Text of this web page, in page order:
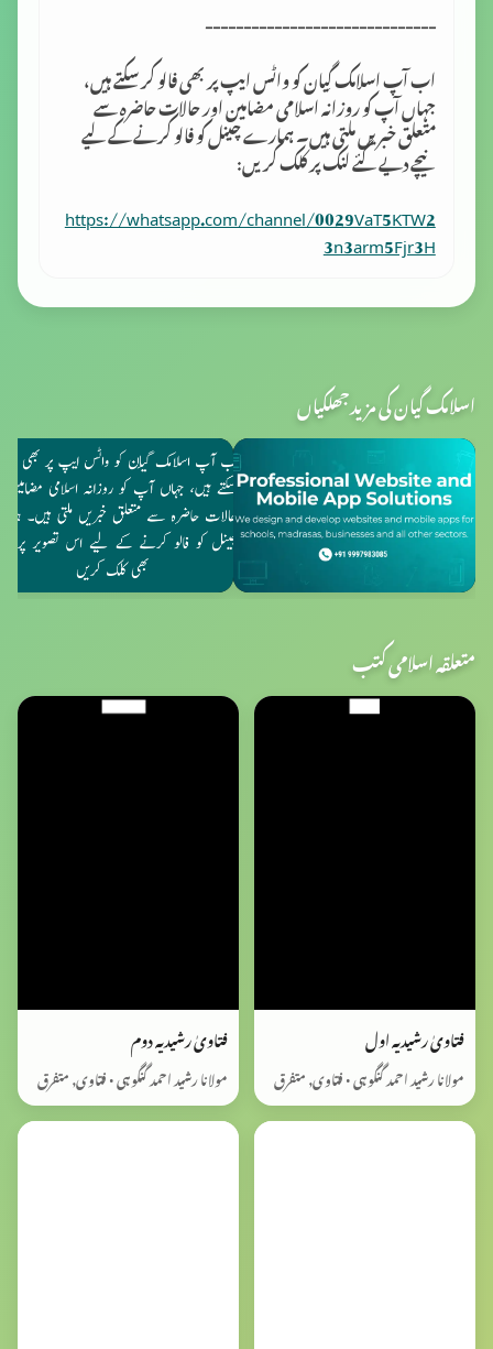
------------------------------
اب آپ اسلامک گِیان کو واٹس ایپ پر بھی فالو کر سکتے ہیں،
جہاں آپ کو روزانہ اسلامی مضامین اور حالات حاضرہ سے
متعلق خبریں ملتی ہیں۔ ہمارے چینل کو فالو کرنے کے لیے
نیچے دیے گئے لنک پر کلک کریں:
https://whatsapp.com/channel/0029VaT5KTW2
3n3arm5Fjr3H
اسلامک گیان کی مزید جھلکیاں
متعلقہ اسلامی کتب
فتاویٰ رشیدیہ اول
مولانا رشید احمد گنگوہی • فتاوی, متفرق
فتاویٰ رشیدیہ دوم
مولانا رشید احمد گنگوہی • فتاوی, متفرق